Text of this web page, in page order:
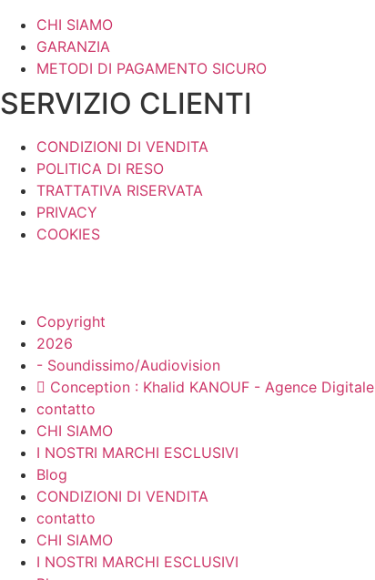
CHI SIAMO
GARANZIA
METODI DI PAGAMENTO SICURO
SERVIZIO CLIENTI
CONDIZIONI DI VENDITA
POLITICA DI RESO
TRATTATIVA RISERVATA
PRIVACY
COOKIES
Copyright
2026
- Soundissimo/Audiovision
Conception : Khalid KANOUF - Agence Digitale
contatto
CHI SIAMO
I NOSTRI MARCHI ESCLUSIVI
Blog
CONDIZIONI DI VENDITA
contatto
CHI SIAMO
I NOSTRI MARCHI ESCLUSIVI